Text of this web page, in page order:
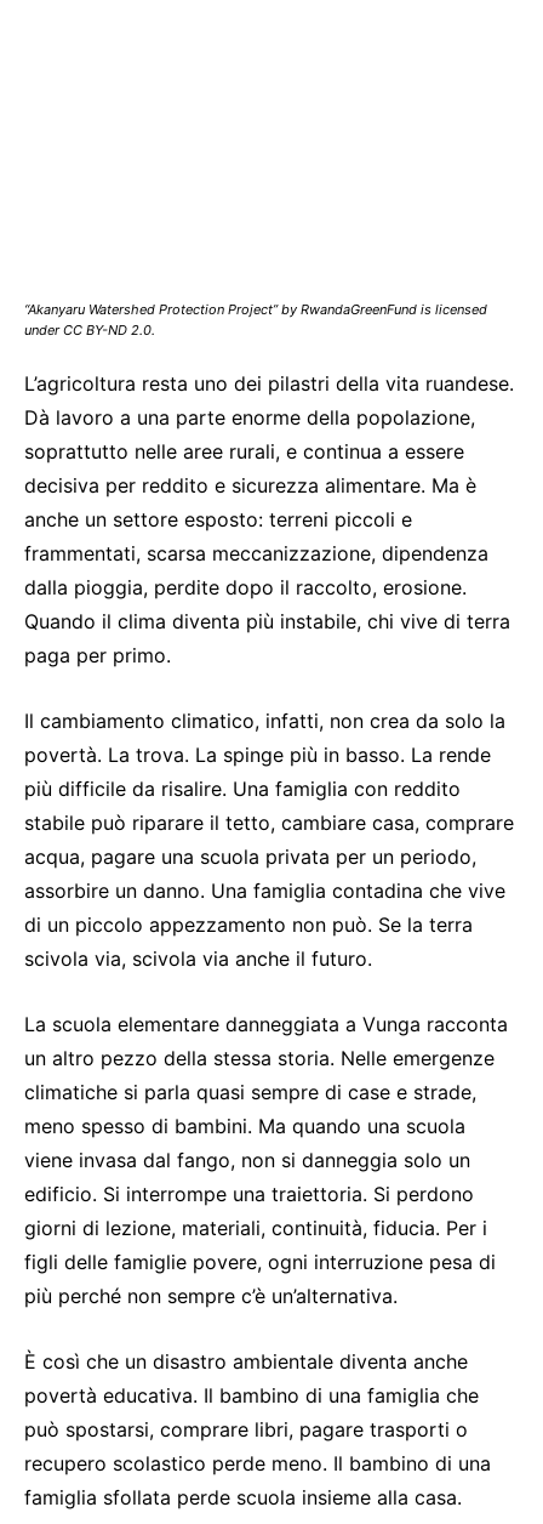
“Akanyaru Watershed Protection Project” by RwandaGreenFund is licensed
under CC BY-ND 2.0.
L’agricoltura resta uno dei pilastri della vita ruandese.
Dà lavoro a una parte enorme della popolazione,
soprattutto nelle aree rurali, e continua a essere
decisiva per reddito e sicurezza alimentare. Ma è
anche un settore esposto: terreni piccoli e
frammentati, scarsa meccanizzazione, dipendenza
dalla pioggia, perdite dopo il raccolto, erosione.
Quando il clima diventa più instabile, chi vive di terra
paga per primo.
Il cambiamento climatico, infatti, non crea da solo la
povertà. La trova. La spinge più in basso. La rende
più difficile da risalire. Una famiglia con reddito
stabile può riparare il tetto, cambiare casa, comprare
acqua, pagare una scuola privata per un periodo,
assorbire un danno. Una famiglia contadina che vive
di un piccolo appezzamento non può. Se la terra
scivola via, scivola via anche il futuro.
La scuola elementare danneggiata a Vunga racconta
un altro pezzo della stessa storia. Nelle emergenze
climatiche si parla quasi sempre di case e strade,
meno spesso di bambini. Ma quando una scuola
viene invasa dal fango, non si danneggia solo un
edificio. Si interrompe una traiettoria. Si perdono
giorni di lezione, materiali, continuità, fiducia. Per i
figli delle famiglie povere, ogni interruzione pesa di
più perché non sempre c’è un’alternativa.
È così che un disastro ambientale diventa anche
povertà educativa. Il bambino di una famiglia che
può spostarsi, comprare libri, pagare trasporti o
recupero scolastico perde meno. Il bambino di una
famiglia sfollata perde scuola insieme alla casa.